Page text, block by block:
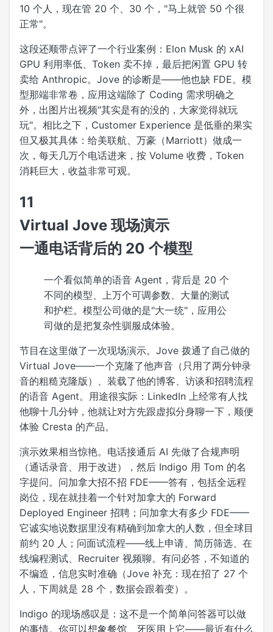
10 个人，现在管 20 个、30 个，"马上就管 50 个很
正常"。
这段还顺带点评了一个行业案例：Elon Musk 的 xAI
GPU 利用率低、Token 卖不掉，最后把闲置 GPU 转
卖给 Anthropic。Jove 的诊断是——他也缺 FDE。模
型那端非常卷，应用这端除了 Coding 需求明确之
外，出图片出视频"其实是有的没的，大家觉得就玩
玩"。相比之下，Customer Experience 是低垂的果实
但又极其具体：给美联航、万豪（Marriott）做成一
次，每天几万个电话进来，按 Volume 收费，Token
消耗巨大，收益非常可观。
11
Virtual Jove 现场演示
一通电话背后的 20 个模型
一个看似简单的语音 Agent，背后是 20 个
不同的模型、上万个可调参数、大量的测试
和护栏。模型公司做的是"大一统"，应用公
司做的是把复杂性驯服成体验。
节目在这里做了一次现场演示。Jove 拨通了自己做的
Virtual Jove——一个克隆了他声音（只用了两分钟录
音的粗糙克隆版）、装载了他的博客、访谈和招聘流程
的语音 Agent。用途很实际：LinkedIn 上经常有人找
他聊十几分钟，他就让对方先跟虚拟分身聊一下，顺便
体验 Cresta 的产品。
演示效果相当惊艳。电话接通后 AI 先做了合规声明
（通话录音、用于改进），然后 Indigo 用 Tom 的名
字提问。问加拿大招不招 FDE——答有，包括全远程
岗位，现在就挂着一个针对加拿大的 Forward
Deployed Engineer 招聘；问加拿大有多少 FDE——
它诚实地说数据里没有精确到加拿大的人数，但全球目
前约 20 人；问面试流程——线上申请、简历筛选、在
线编程测试、Recruiter 视频聊。有问必答，不知道的
不编造，信息实时准确（Jove 补充：现在招了 27 个
人，下周就是 28 个，数据会跟着变）。
Indigo 的现场感叹是：这不是一个简单问答器可以做
的事情。你可以想象餐馆、牙医用上它——最近有什么